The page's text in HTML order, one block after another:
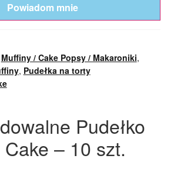
Powiadom mnie
Muffiny / Cake Popsy / Makaroniki,
, Pudełka na torty
Pudełko
– 10 szt.